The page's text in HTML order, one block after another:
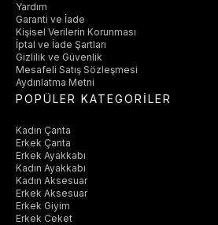
Yardım
Garanti ve İade
Kişisel Verilerin Korunması
İptal ve İade Şartları
Gizlilik ve Güvenlik
Mesafeli Satış Sözleşmesi
Aydınlatma Metni
POPÜLER KATEGORİLER
Kadın Çanta
Erkek Çanta
Erkek Ayakkabı
Kadın Ayakkabı
Kadın Aksesuar
Erkek Aksesuar
Erkek Giyim
Erkek Ceket